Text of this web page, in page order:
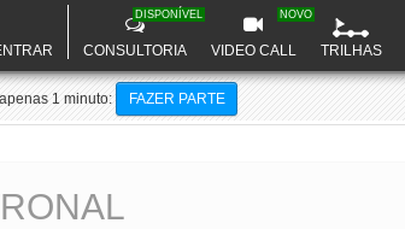
CONSULTORIA
DISPONÍVEL
VIDEO CALL
NOVO
TRILHAS
1 minuto: FAZER PARTE